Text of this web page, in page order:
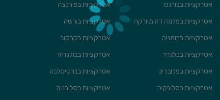
אטרקציות בבורגס
אטרקציות בפירנצה
אטרקציות בפלמה דה מיורקה
אטרקציות בורשה
אטרקציות ברומניה
אטרקציות בקרקוב
אטרקציות בבלגרד
אטרקציות בבולגריה
אטרקציות בפלובדיב
אטרקציות בברטיסלבה
אטרקציות בסלובקיה
אטרקציות בסלובניה